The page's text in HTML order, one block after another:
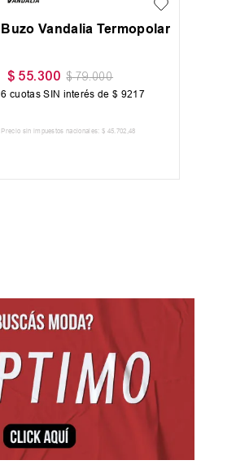
$ 64.999 $ 74.900
6 cuotas SIN interés de$ 10.834
Precio sin impuestos nacionales: $ 53 718 18